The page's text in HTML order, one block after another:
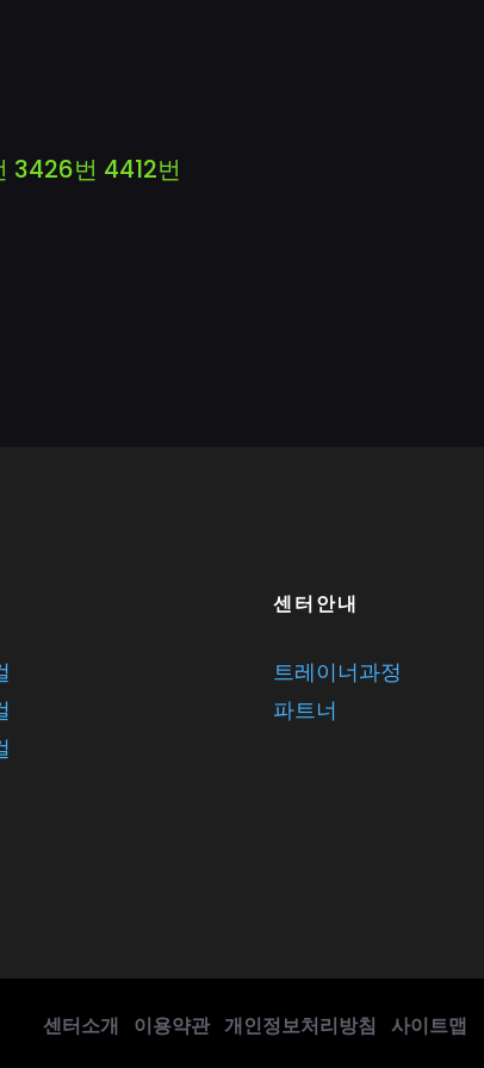
3426번 4412번
센터안내
트레이너과정
파트너
센터소개 이용약관 개인정보처리방침 사이트맵